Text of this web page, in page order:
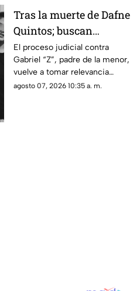
Tras la muerte de Dafne
Quintos; buscan
justicia por presunto
4buso a su integridad
íntima
El proceso judicial contra
Gabriel “Z”, padre de la menor,
vuelve a tomar relevancia
semanas después de la muerte
agosto 07, 2026 10:35 a. m.